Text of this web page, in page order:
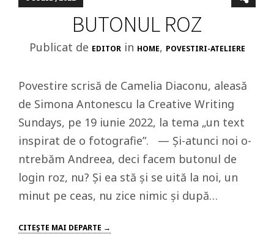
BUTONUL ROZ
Publicat de EDITOR in HOME, POVESTIRI-ATELIERE
Povestire scrisă de Camelia Diaconu, aleasă
de Simona Antonescu la Creative Writing
Sundays, pe 19 iunie 2022, la tema „un text
inspirat de o fotografie”. — Și-atunci noi o-
ntrebăm Andreea, deci facem butonul de
login roz, nu? Și ea stă și se uită la noi, un
minut pe ceas, nu zice nimic și după…
CITEŞTE MAI DEPARTE →